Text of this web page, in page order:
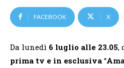
FACEBOOK X
Da lunedì 6 luglio alle 23.05,
prima tv e in esclusiva “